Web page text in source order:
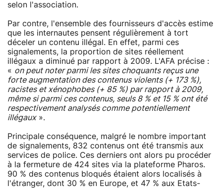
selon l'association.
Par contre, l'ensemble des fournisseurs d'accès estime
que les internautes pensent régulièrement à tort
déceler un contenu illégal. En effet, parmi ces
signalements, la proportion de sites réellement
illégaux a diminué par rapport à 2009. L'AFA précise :
« on peut noter parmi les sites choquants reçus une
forte augmentation des contenus violents (+ 173 %),
racistes et xénophobes (+ 85 %) par rapport à 2009,
même si parmi ces contenus, seuls 8 % et 15 % ont été
respectivement analysés comme potentiellement
illégaux».
Principale conséquence, malgré le nombre important
de signalements, 832 contenus ont été transmis aux
services de police. Ces derniers ont alors pu procéder
à la fermeture de 424 sites via la plateforme Pharos.
90 % des contenus bloqués étaient alors localisés à
l'étranger, dont 30 % en Europe, et 47 % aux Etats-